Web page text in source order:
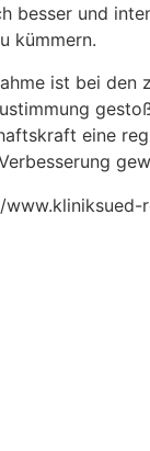
besser und
kümmern.
ist bei den
eine
www.kliniksued-